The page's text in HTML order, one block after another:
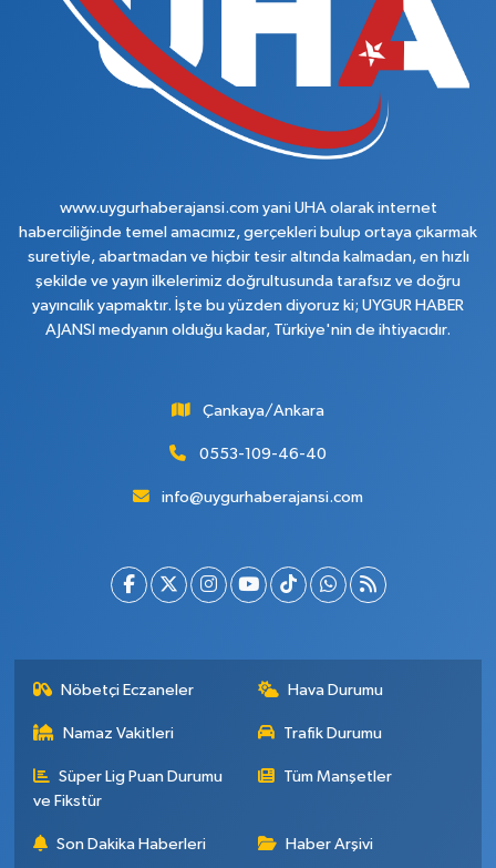
www.uygurhaberajansi.com yani UHA olarak internet
haberciliğinde temel amacımız, gerçekleri bulup ortaya çıkarmak
suretiyle, abartmadan ve hiçbir tesir altında kalmadan, en hızlı
şekilde ve yayın ilkelerimiz doğrultusunda tarafsız ve doğru
yayıncılık yapmaktır. İşte bu yüzden diyoruz ki; UYGUR HABER
AJANSI medyanın olduğu kadar, Türkiye'nin de ihtiyacıdır.
Çankaya/Ankara
0553-109-46-40
info@uygurhaberajansi.com
Nöbetçi Eczaneler Hava Durumu
Namaz Vakitleri Trafik Durumu
Süper Lig Puan Durumu
ve Fikstür
Tüm Manşetler
Son Dakika Haberleri Haber Arşivi